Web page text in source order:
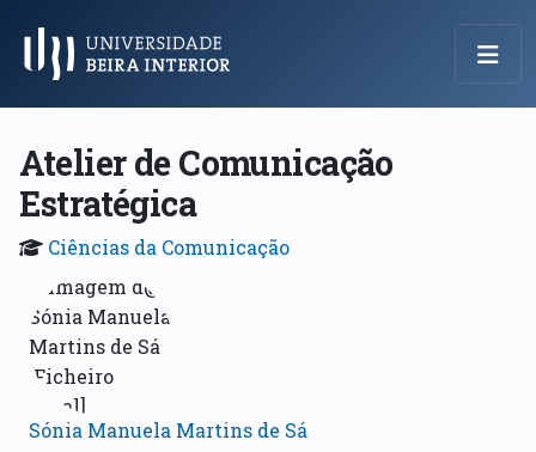
Menu Principal
Atelier de Comunicação
Estratégica
Ciências da Comunicação
Sónia Manuela Martins de Sá